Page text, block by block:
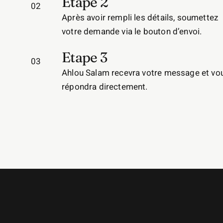
02
Après avoir rempli les détails, soumettez
votre demande via le bouton d’envoi.
03 Etape 3
Ahlou Salam recevra votre message et
répondra directement.